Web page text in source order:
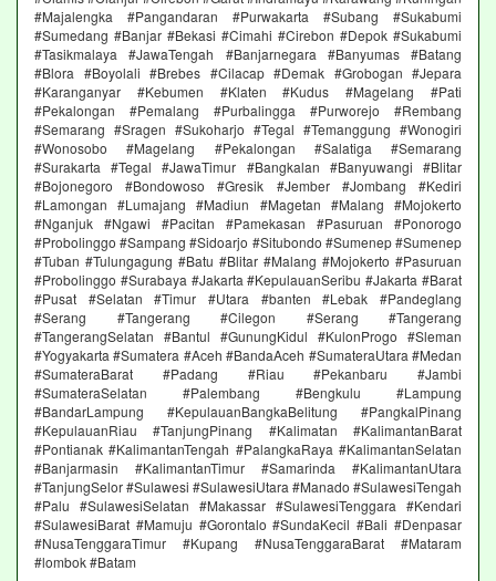
#Majalengka #Pangandaran #Purwakarta #Subang #Sukabumi
#Sumedang #Banjar #Bekasi #Cimahi #Cirebon #Depok #Sukabumi
#Tasikmalaya #JawaTengah #Banjarnegara #Banyumas #Batang
#Blora #Boyolali #Brebes #Cilacap #Demak #Grobogan #Jepara
#Karanganyar #Kebumen #Klaten #Kudus #Magelang #Pati
#Pekalongan #Pemalang #Purbalingga #Purworejo #Rembang
#Semarang #Sragen #Sukoharjo #Tegal #Temanggung #Wonogiri
#Wonosobo #Magelang #Pekalongan #Salatiga #Semarang
#Surakarta #Tegal #JawaTimur #Bangkalan #Banyuwangi #Blitar
#Bojonegoro #Bondowoso #Gresik #Jember #Jombang #Kediri
#Lamongan #Lumajang #Madiun #Magetan #Malang #Mojokerto
#Nganjuk #Ngawi #Pacitan #Pamekasan #Pasuruan #Ponorogo
#Probolinggo #Sampang #Sidoarjo #Situbondo #Sumenep #Sumenep
#Tuban #Tulungagung #Batu #Blitar #Malang #Mojokerto #Pasuruan
#Probolinggo #Surabaya #Jakarta #KepulauanSeribu #Jakarta #Barat
#Pusat #Selatan #Timur #Utara #banten #Lebak #Pandeglang
#Serang #Tangerang #Cilegon #Serang #Tangerang
#TangerangSelatan #Bantul #GunungKidul #KulonProgo #Sleman
#Yogyakarta #Sumatera #Aceh #BandaAceh #SumateraUtara #Medan
#SumateraBarat #Padang #Riau #Pekanbaru #Jambi
#SumateraSelatan #Palembang #Bengkulu #Lampung
#BandarLampung #KepulauanBangkaBelitung #PangkalPinang
#KepulauanRiau #TanjungPinang #Kalimatan #KalimantanBarat
#Pontianak #KalimantanTengah #PalangkaRaya #KalimantanSelatan
#Banjarmasin #KalimantanTimur #Samarinda #KalimantanUtara
#TanjungSelor #Sulawesi #SulawesiUtara #Manado #SulawesiTengah
#Palu #SulawesiSelatan #Makassar #SulawesiTenggara #Kendari
#SulawesiBarat #Mamuju #Gorontalo #SundaKecil #Bali #Denpasar
#NusaTenggaraTimur #Kupang #NusaTenggaraBarat #Mataram
#lombok #Batam